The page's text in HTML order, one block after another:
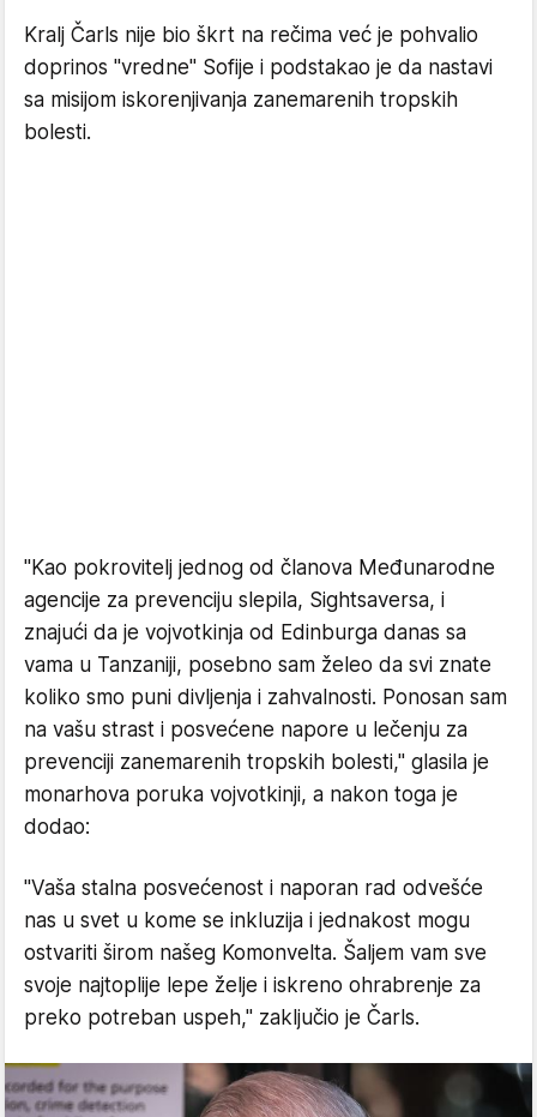
Kralj Čarls nije bio škrt na rečima već je pohvalio
doprinos "vredne" Sofije i podstakao je da nastavi
sa misijom iskorenjivanja zanemarenih tropskih
bolesti.
"Kao pokrovitelj jednog od članova Međunarodne
agencije za prevenciju slepila, Sightsaversa, i
znajući da je vojvotkinja od Edinburga danas sa
vama u Tanzaniji, posebno sam želeo da svi znate
koliko smo puni divljenja i zahvalnosti. Ponosan sam
na vašu strast i posvećene napore u lečenju za
prevenciji zanemarenih tropskih bolesti," glasila je
monarhova poruka vojvotkinji, a nakon toga je
dodao:
"Vaša stalna posvećenost i naporan rad odvešće
nas u svet u kome se inkluzija i jednakost mogu
ostvariti širom našeg Komonvelta. Šaljem vam sve
svoje najtoplije lepe želje i iskreno ohrabrenje za
preko potreban uspeh," zaključio je Čarls.